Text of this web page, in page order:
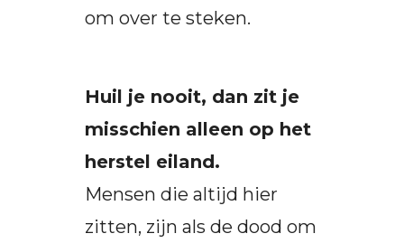
om over te steken.
Huil je nooit, dan zit je
misschien alleen op het
herstel eiland.
Mensen die altijd hier
zitten, zijn als de dood om